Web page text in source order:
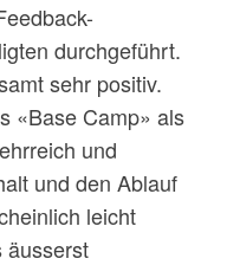
durchgeführt.
sehr positiv.
«Base Camp» als
und
und den Ablauf
leicht
äusserst